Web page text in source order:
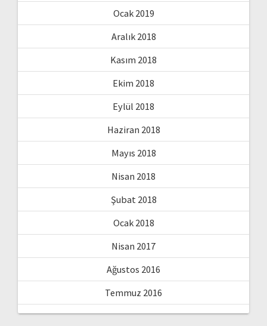
Ocak 2019
Aralık 2018
Kasım 2018
Ekim 2018
Eylül 2018
Haziran 2018
Mayıs 2018
Nisan 2018
Şubat 2018
Ocak 2018
Nisan 2017
Ağustos 2016
Temmuz 2016